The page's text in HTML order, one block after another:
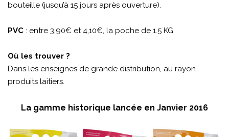
bouteille (jusqu’à 15 jours après ouverture).
PVC : entre 3,90€ et 4,10€, la poche de 1.5 KG
Où les trouver ?
Dans les enseignes de grande distribution, au rayon
produits laitiers.
La gamme historique lancée en Janvier 2016